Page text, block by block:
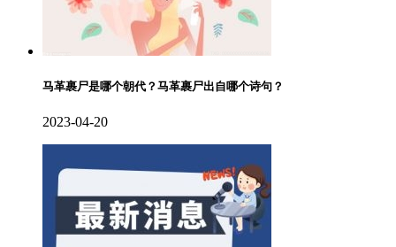
马革裹尸是哪个朝代？马革裹尸出自哪个诗句？
2023-04-20